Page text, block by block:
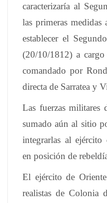
caracterizaría al
las primeras medidas
establecer el
(20/10/1812) a
comandado por
directa de Sarratea y
Las fuerzas militares
sumado aún al sitio
integrarlas al ejército
en posición de
El ejército de
realistas de Colonia